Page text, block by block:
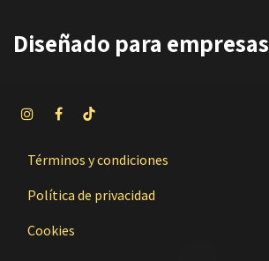
Diseñado para empresas
Términos y condiciones
Política de privacidad
Cookies